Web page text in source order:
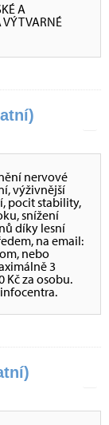
A
VÝTVARNÉ
nervové
výživnější
pocit stability,
snížení
díky lesní
na email:
nebo
3
Kč za osobu.